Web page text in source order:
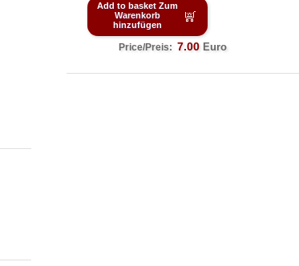
Add to basket Zum
Warenkorb
hinzufügen
Price/Preis: 7.00 Euro